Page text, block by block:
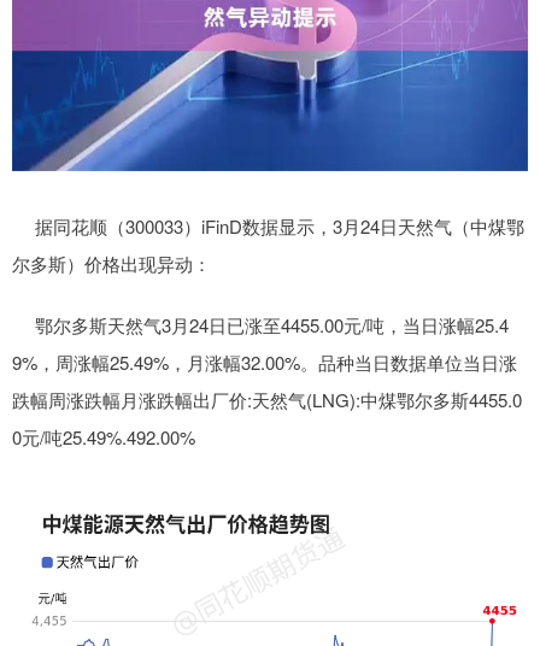
据同花顺（300033）iFinD数据显示，3月24日天然气（中煤鄂
尔多斯）价格出现异动：
鄂尔多斯天然气3月24日已涨至4455.00元/吨，当日涨幅25.4
9%，周涨幅25.49%，月涨幅32.00%。品种当日数据单位当日涨
跌幅周涨跌幅月涨跌幅出厂价:天然气(LNG):中煤鄂尔多斯4455.0
0元/吨25.49%.492.00%